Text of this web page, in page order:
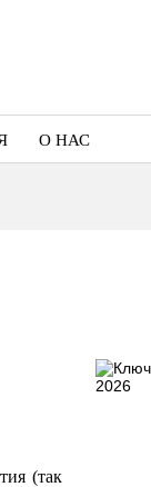
О НАС
(так